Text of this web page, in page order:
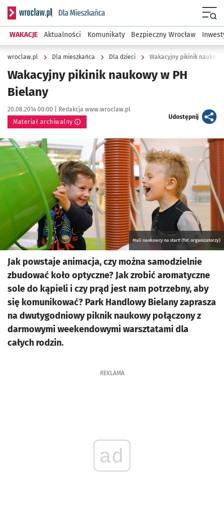
Serwis informacyjny wroclaw.pl podserwis: Dla mieszkańca
WAKACJE Aktualności Komunikaty Bezpieczny Wrocław
wroclaw.pl Dla mieszkańca Dla dzieci Wakacyjny pikinik
Wakacyjny pikinik naukowy w PH
Bielany
Data publikacji:
20.08.2014 00:00 | Autor:
Redakcja www.wroclaw.pl
Materiał archiwalny
Udostępnijartykuł
Kliknij, aby powiększyć
Mali naukowcy na start! (fot. organizatorzy)
Jak powstaje animacja, czy można samodzielnie
zbudować koło optyczne? Jak zrobić aromatyczne
sole do kąpieli i czy prąd jest nam potrzebny, aby
się komunikować? Park Handlowy Bielany zaprasza
na dwutygodniowy piknik naukowy połączony z
darmowymi weekendowymi warsztatami dla
całych rodzin.
REKLAMA
ad